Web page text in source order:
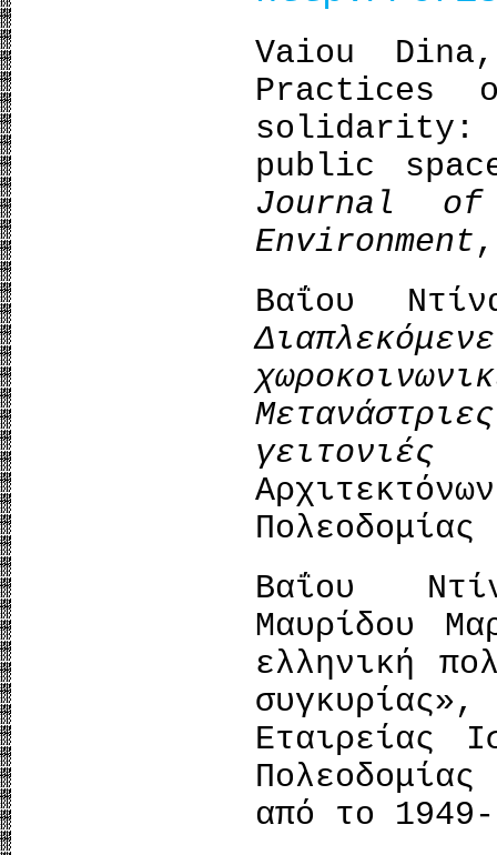
Vaiou
Practices
solidarity:
public
Journal
Environment
Βαΐου
Βαΐου
Μαυρίδου
ελληνική
Εταιρείας
από το